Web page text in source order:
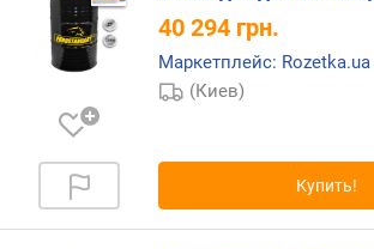
40 294 грн.
Маркетплейс: Rozetka.ua
(Киев)
Купить!